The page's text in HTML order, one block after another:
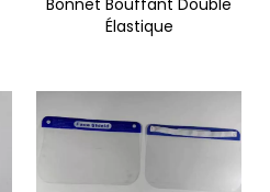
Bonnet Bouffant Double
Élastique